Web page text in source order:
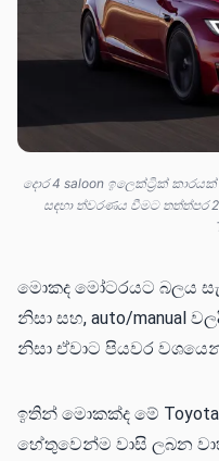
දොර 4 saloon ඉලෙක්ට්‍රික්
සඳහා ත්වරණය වීමට තත්ත්පර
මොකද මෝටරයට බලය
නිසා සහ, auto/manual
නිසා ඒවාට පියවර
ඉතින් මොකක්ද මේ
හේතුවෙන්ම වාසි ලබන